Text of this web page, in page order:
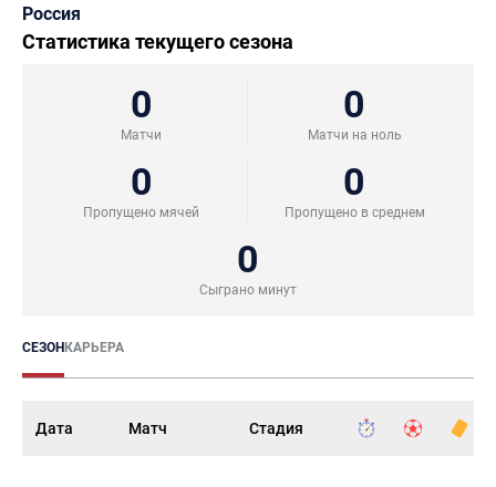
Россия
Статистика текущего сезона
0
Матчи
0
Матчи на ноль
0
Пропущено мячей
0
Пропущено в среднем
0
Сыграно минут
СЕЗОНКАРЬЕРА
Дата Матч Стадия